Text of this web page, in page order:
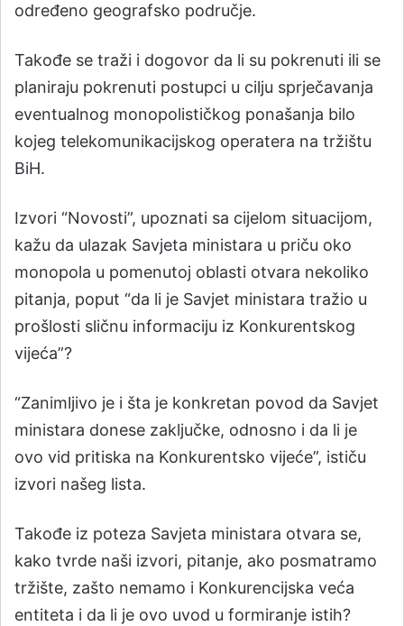
određeno geografsko područje.
Takođe se traži i dogovor da li su pokrenuti ili se
planiraju pokrenuti postupci u cilju sprječavanja
eventualnog monopolističkog ponašanja bilo
kojeg telekomunikacijskog operatera na tržištu
BiH.
Izvori “Novosti”, upoznati sa cijelom situacijom,
kažu da ulazak Savjeta ministara u priču oko
monopola u pomenutoj oblasti otvara nekoliko
pitanja, poput “da li je Savjet ministara tražio u
prošlosti sličnu informaciju iz Konkurentskog
vijeća”?
“Zanimljivo je i šta je konkretan povod da Savjet
ministara donese zaključke, odnosno i da li je
ovo vid pritiska na Konkurentsko vijeće”, ističu
izvori našeg lista.
Takođe iz poteza Savjeta ministara otvara se,
kako tvrde naši izvori, pitanje, ako posmatramo
tržište, zašto nemamo i Konkurencijska veća
entiteta i da li je ovo uvod u formiranje istih?